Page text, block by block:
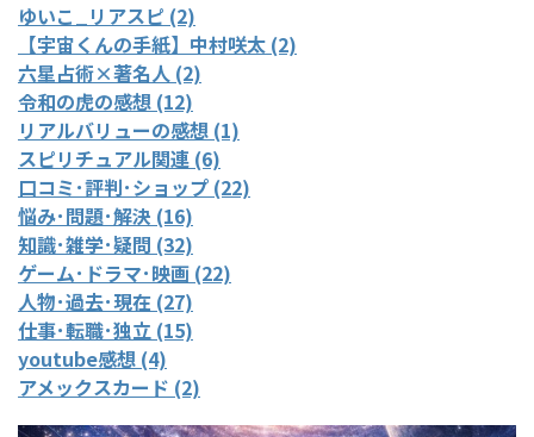
ゆいこ_リアスピ (2)
【宇宙くんの手紙】中村咲太 (2)
六星占術×著名人 (2)
令和の虎の感想 (12)
リアルバリューの感想 (1)
スピリチュアル関連 (6)
口コミ･評判･ショップ (22)
悩み･問題･解決 (16)
知識･雑学･疑問 (32)
ゲーム･ドラマ･映画 (22)
人物･過去･現在 (27)
仕事･転職･独立 (15)
youtube感想 (4)
アメックスカード (2)